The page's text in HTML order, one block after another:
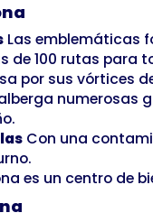
Las emblemáticas
de 100 rutas para
por sus vórtices
numerosas
Con una
es un centro de